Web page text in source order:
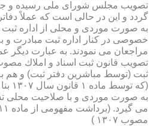
به صورت موردی و محلی از اداره
خصوصی در كنار اداره ثبت مبادرت و
مراجعان می نمودند. به عبارت دیگر
ثبت (توسط مباشرین دفتر ثبت) و هم
(كه
به صورت موردی و با صلاحیت محلی
مصوب ۱۳۰۷ )